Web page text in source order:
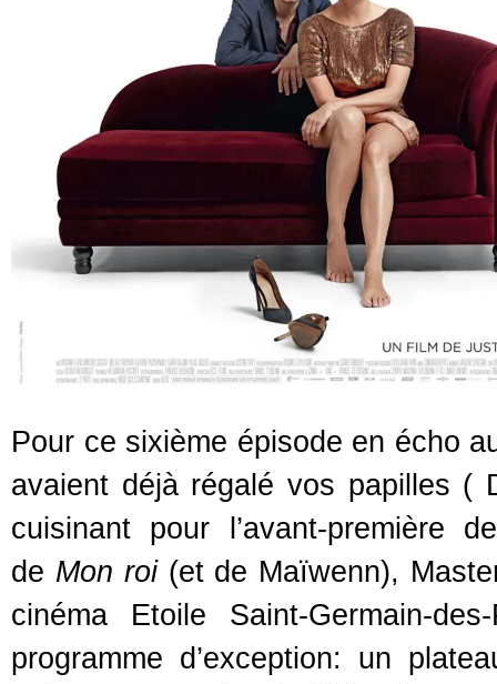
Pour ce sixième épisode en écho
avaient déjà régalé vos papilles (
cuisinant pour l’avant-première
de Mon roi (et de Maïwenn),
cinéma Etoile Saint-Germain-
programme d’exception: un